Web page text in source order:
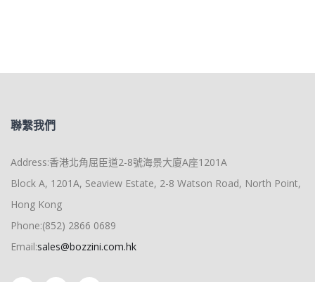
聯繫我們
Address:香港北角屈臣道2-8號海景大廈A座1201A
Block A, 1201A, Seaview Estate, 2-8 Watson Road, North Point,
Hong Kong
Phone:(852) 2866 0689
Email:sales@bozzini.com.hk